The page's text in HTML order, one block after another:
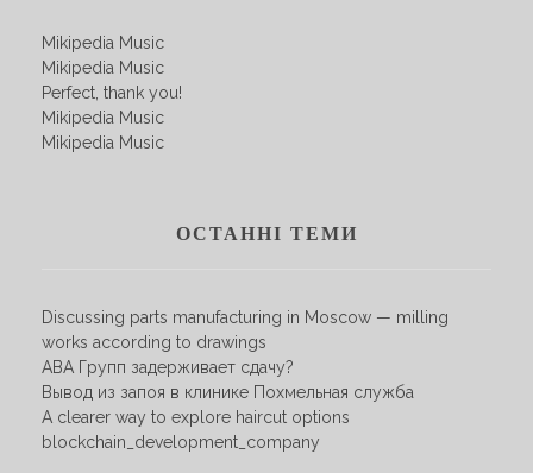
Mikipedia Music
Mikipedia Music
Perfect, thank you!
Mikipedia Music
Mikipedia Music
ОСТАННІ ТЕМИ
Discussing parts manufacturing in Moscow — milling
works according to drawings
АВА Групп задерживает сдачу?
Вывод из запоя в клинике Похмельная служба
A clearer way to explore haircut options
blockchain_development_company